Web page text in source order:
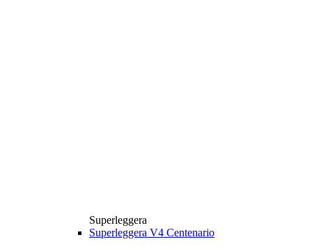
Superleggera
Superleggera V4 Centenario